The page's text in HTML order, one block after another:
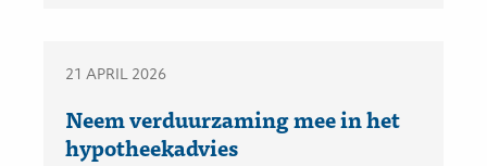
21 APRIL 2026
Neem verduurzaming mee in het
hypotheekadvies